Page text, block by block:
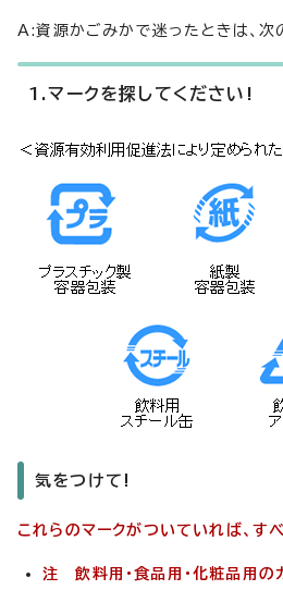
A:資源かごみかで迷ったときは、次
1.マークを探してください!
気をつけて!
これらのマークがついていれば、すべ
注 飲料用・食品用・化粧品用の